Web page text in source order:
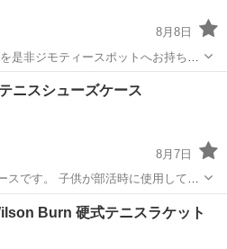
8月8日
非ジモティースポットへお持ち込
ーツ・レジャー用品、こども用品、
CD・DVDなどが無料でまとめて持
ニスシューズケース
8月7日
スです。 子供が部活時に使用してい
較的綺麗かと思います。 商品の状態
テニスシューズ
0713-144 Wilson Burn 硬式テニスラケット